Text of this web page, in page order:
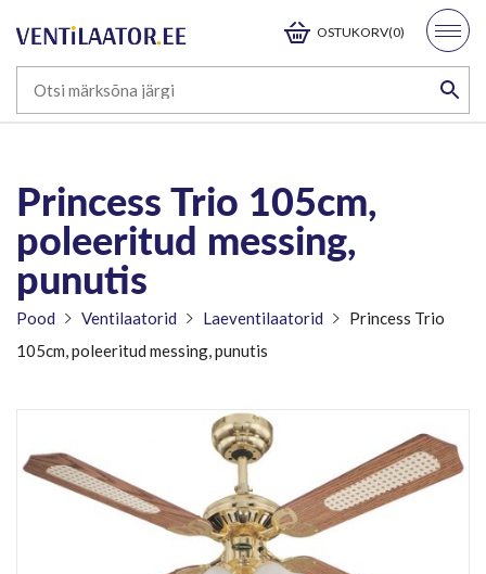
OSTUKORV(0)
Princess Trio 105cm,
poleeritud messing,
punutis
Pood Ventilaatorid Laeventilaatorid
Princess Trio
105cm, poleeritud messing, punutis